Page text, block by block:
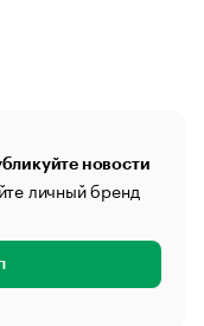
новости
личный бренд